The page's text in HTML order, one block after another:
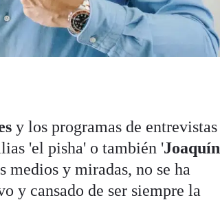
y los programas de entrevistas
'el pisha' o también 'Joaquín
medios y miradas, no se ha
y cansado de ser siempre la